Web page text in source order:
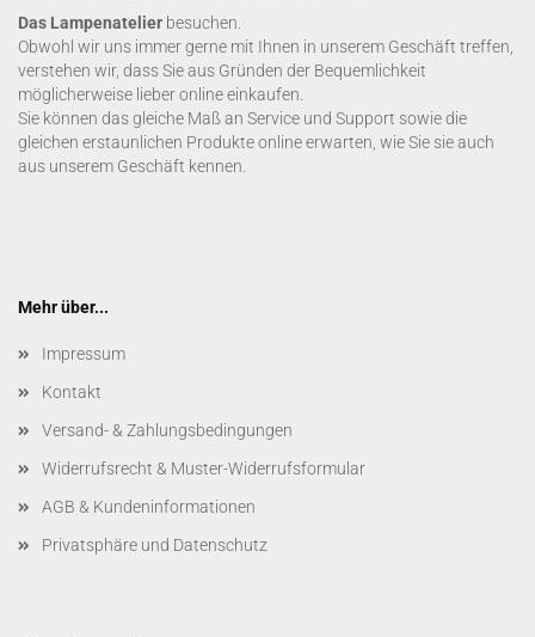
Das Lampenatelier besuchen.
Obwohl wir uns immer gerne mit Ihnen in unserem Geschäft treffen,
verstehen wir, dass Sie aus Gründen der Bequemlichkeit
möglicherweise lieber online einkaufen.
Sie können das gleiche Maß an Service und Support sowie die
gleichen erstaunlichen Produkte online erwarten, wie Sie sie auch
aus unserem Geschäft kennen.
Mehr über...
Impressum
Kontakt
Versand- & Zahlungsbedingungen
Widerrufsrecht & Muster-Widerrufsformular
AGB & Kundeninformationen
Privatsphäre und Datenschutz